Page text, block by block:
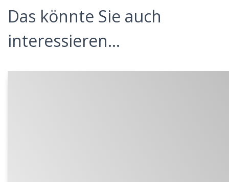
Das könnte Sie auch
interessieren...